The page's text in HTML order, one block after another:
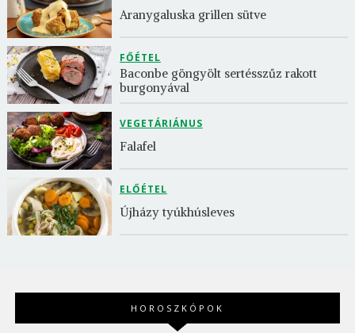
Aranygaluska grillen sütve
FŐÉTEL
Baconbe göngyölt sertésszűz rakott
burgonyával
VEGETÁRIÁNUS
Falafel
ELŐÉTEL
Újházy tyúkhúsleves
HOROSZKÓPOK